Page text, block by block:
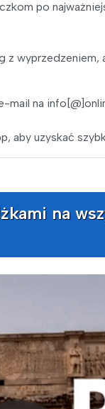
po
wyprzedzeniem,
mail na
aby uzyskać
na